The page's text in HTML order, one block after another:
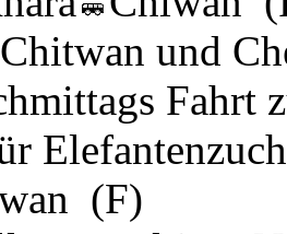
und
Fahrt
(F)